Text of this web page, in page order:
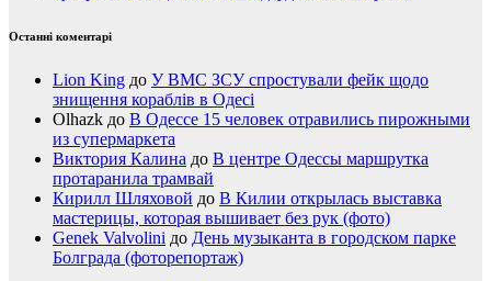
Останні коментарі
Lion King до У ВМС ЗСУ спростували фейк щодо
знищення кораблів в Одесі
Olhazk до В Одессе 15 человек отравились пирожными
из супермаркета
Виктория Калина до В центре Одессы маршрутка
протаранила трамвай
Кирилл Шляховой до В Килии открылась выставка
мастерицы, которая вышивает без рук (фото)
Genek Valvolini до День музыканта в городском парке
Болграда (фоторепортаж)